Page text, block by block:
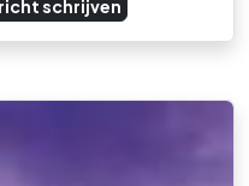
schrijven